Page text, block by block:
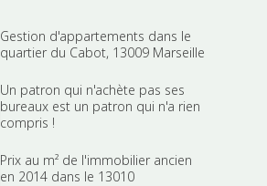
Gestion d'appartements dans le
quartier du Cabot, 13009 Marseille
Un patron qui n'achète pas ses
bureaux est un patron qui n'a rien
compris !
Prix au m² de l'immobilier ancien
en 2014 dans le 13010